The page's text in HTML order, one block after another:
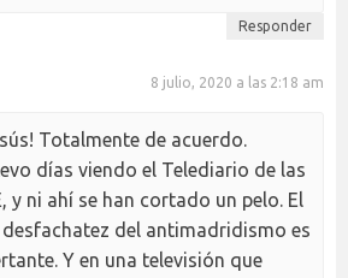
Responder
8 julio, 2020 a las 2:18 am
Totalmente de acuerdo.
días viendo el Telediario de las
y ni ahí se han cortado un pelo. El
del antimadridismo es
Y en una televisión que